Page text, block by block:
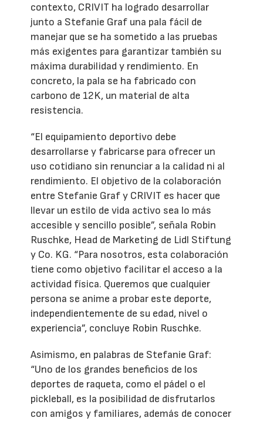
contexto, CRIVIT ha logrado desarrollar
junto a Stefanie Graf una pala fácil de
manejar que se ha sometido a las pruebas
más exigentes para garantizar también su
máxima durabilidad y rendimiento. En
concreto, la pala se ha fabricado con
carbono de 12K, un material de alta
resistencia.
“El equipamiento deportivo debe
desarrollarse y fabricarse para ofrecer un
uso cotidiano sin renunciar a la calidad ni al
rendimiento. El objetivo de la colaboración
entre Stefanie Graf y CRIVIT es hacer que
llevar un estilo de vida activo sea lo más
accesible y sencillo posible”, señala Robin
Ruschke, Head de Marketing de Lidl Stiftung
y Co. KG. “Para nosotros, esta colaboración
tiene como objetivo facilitar el acceso a la
actividad física. Queremos que cualquier
persona se anime a probar este deporte,
independientemente de su edad, nivel o
experiencia”, concluye Robin Ruschke.
Asimismo, en palabras de Stefanie Graf:
“Uno de los grandes beneficios de los
deportes de raqueta, como el pádel o el
pickleball, es la posibilidad de disfrutarlos
con amigos y familiares, además de conocer